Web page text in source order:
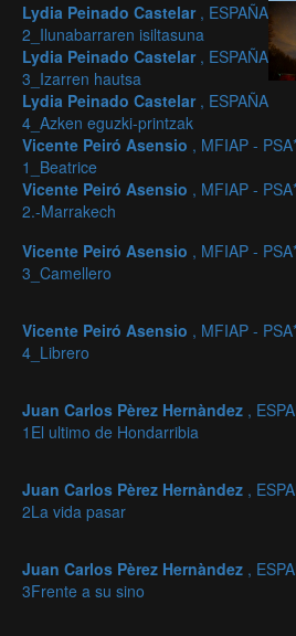
Lydia Peinado Castelar , ESPAÑA
2_Ilunabarraren isiltasuna
Lydia Peinado Castelar , ESPAÑA
3_Izarren hautsa
Lydia Peinado Castelar , ESPAÑA
4_Azken eguzki-printzak
Vicente Peiró Asensio , MFIAP -
1_Beatrice
Vicente Peiró Asensio , MFIAP -
2.-Marrakech
Vicente Peiró Asensio , MFIAP -
3_Camellero
Vicente Peiró Asensio , MFIAP -
4_Librero
Juan Carlos Pèrez Hernàndez ,
1El ultimo de Hondarribia
Juan Carlos Pèrez Hernàndez ,
2La vida pasar
Juan Carlos Pèrez Hernàndez ,
3Frente a su sino